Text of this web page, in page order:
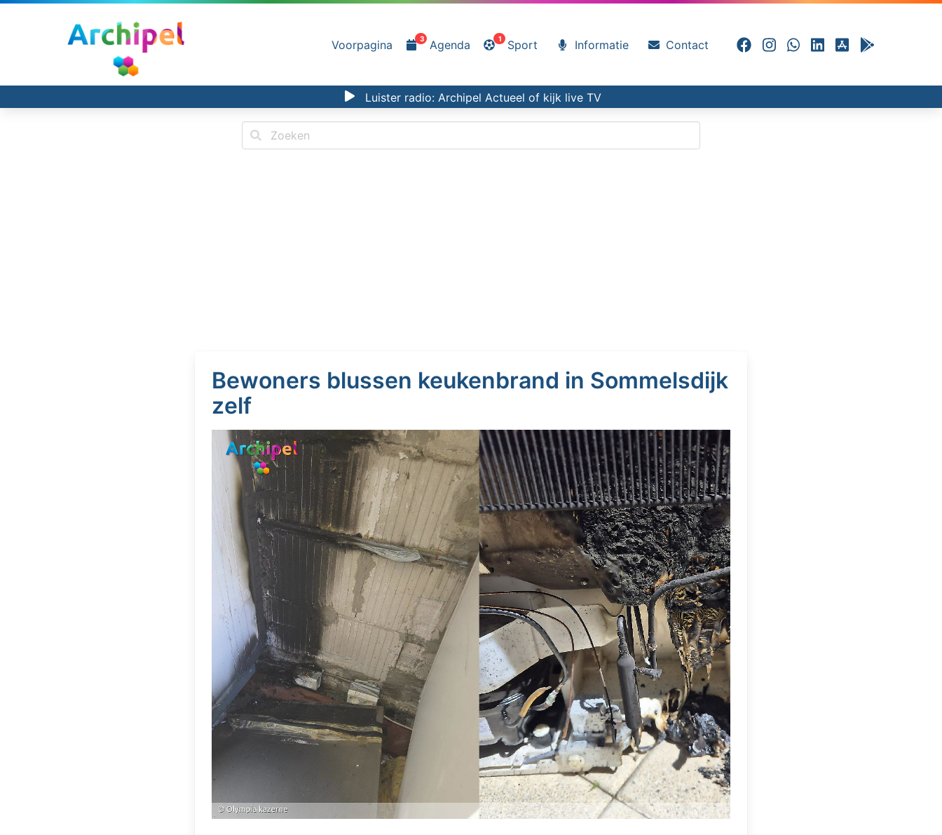
Voorpagina 3 Agenda 1 Sport Informatie Contact
Luister radio: Archipel Actueel of kijk live TV
Bewoners blussen keukenbrand in Sommelsdijk
zelf